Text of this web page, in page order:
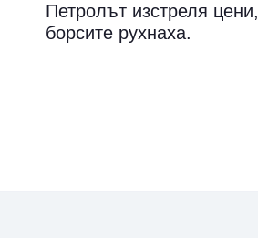
Петролът изстреля цени,
борсите рухнаха.